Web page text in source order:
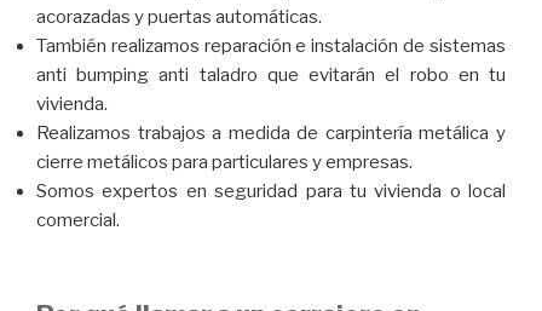
acorazadas y puertas automáticas.
También realizamos reparación e instalación de sistemas
anti bumping anti taladro que evitarán el robo en tu
vivienda.
Realizamos trabajos a medida de carpintería metálica y
cierre metálicos para particulares y empresas.
Somos expertos en seguridad para tu vivienda o local
comercial.